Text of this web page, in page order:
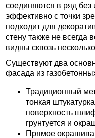
соединяются в ряд без
эффективно с точки
подходит для
стену также не всегда
видны сквозь
Существуют два
фасада из
Традиционный
тонкая
поверхность
грунтуется и
Прямое